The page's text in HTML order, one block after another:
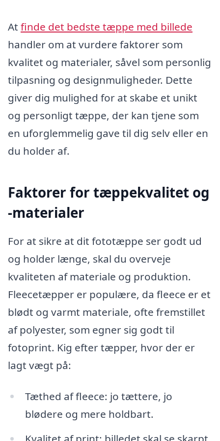
At finde det bedste tæppe med billede
handler om at vurdere faktorer som
kvalitet og materialer, såvel som personlig
tilpasning og designmuligheder. Dette
giver dig mulighed for at skabe et unikt
og personligt tæppe, der kan tjene som
en uforglemmelig gave til dig selv eller en
du holder af.
Faktorer for tæppekvalitet og
-materialer
For at sikre at dit fototæppe ser godt ud
og holder længe, skal du overveje
kvaliteten af materiale og produktion.
Fleecetæpper er populære, da fleece er et
blødt og varmt materiale, ofte fremstillet
af polyester, som egner sig godt til
fotoprint. Kig efter tæpper, hvor der er
lagt vægt på:
Tæthed af fleece: jo tættere, jo
blødere og mere holdbart.